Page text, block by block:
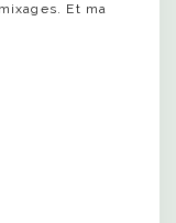
Et ma